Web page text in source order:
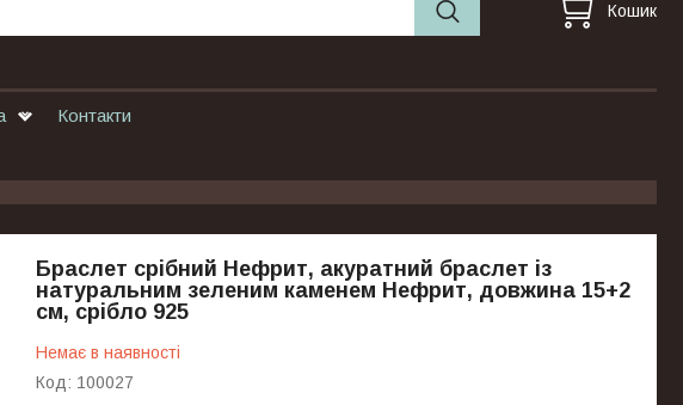
Кошик
Контакти
Браслет срібний Нефрит, акуратний браслет із
натуральним зеленим каменем Нефрит, довжина 15+2
см, срібло 925
Немає в наявності
Код: 100027